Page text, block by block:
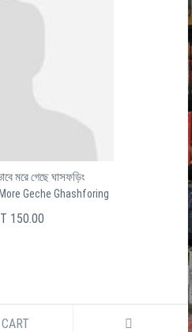
মরে গেছে ঘাসফড়িং
Geche Ghashforing
150.00
CART